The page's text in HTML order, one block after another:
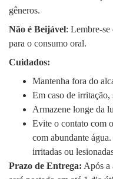
gêneros.
Não é Beijável: Lembre-se
para o consumo oral.
Cuidados:
Mantenha fora do
Em caso de irritação,
Armazene longe da
Evite o contato com
com abundante
irritadas ou
Prazo de Entrega: Após a